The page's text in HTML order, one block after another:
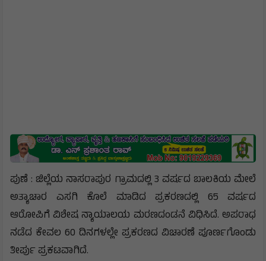
ಪುಣೆ : ಜಿಲ್ಲೆಯ ನಾಸರಾಪುರ ಗ್ರಾಮದಲ್ಲಿ 3 ವರ್ಷದ ಬಾಲಕಿಯ ಮೇಲೆ
ಅತ್ಯಾಚಾರ ಎಸಗಿ ಕೊಲೆ ಮಾಡಿದ ಪ್ರಕರಣದಲ್ಲಿ 65 ವರ್ಷದ
ಆರೋಪಿಗೆ ವಿಶೇಷ ನ್ಯಾಯಾಲಯ ಮರಣದಂಡನೆ ವಿಧಿಸಿದೆ. ಅಪರಾಧ
ನಡೆದ ಕೇವಲ 60 ದಿನಗಳಲ್ಲೇ ಪ್ರಕರಣದ ವಿಚಾರಣೆ ಪೂರ್ಣಗೊಂಡು
ತೀರ್ಪು ಪ್ರಕಟವಾಗಿದೆ.